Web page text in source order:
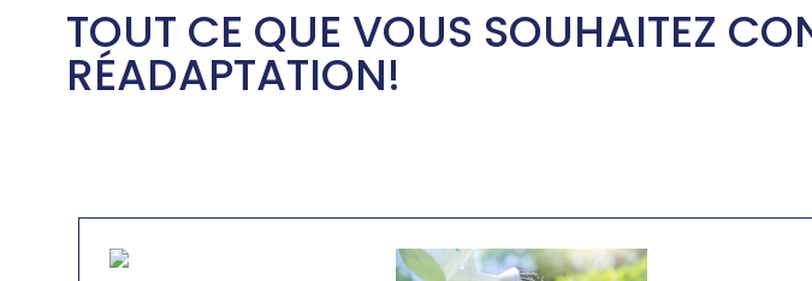
TOUT CE QUE VOUS SOUHAITEZ
RÉADAPTATION!